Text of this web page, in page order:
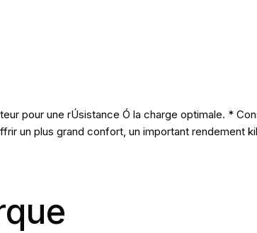
pour une rÚsistance Ó la charge optimale. *
un plus grand confort, un important rendement